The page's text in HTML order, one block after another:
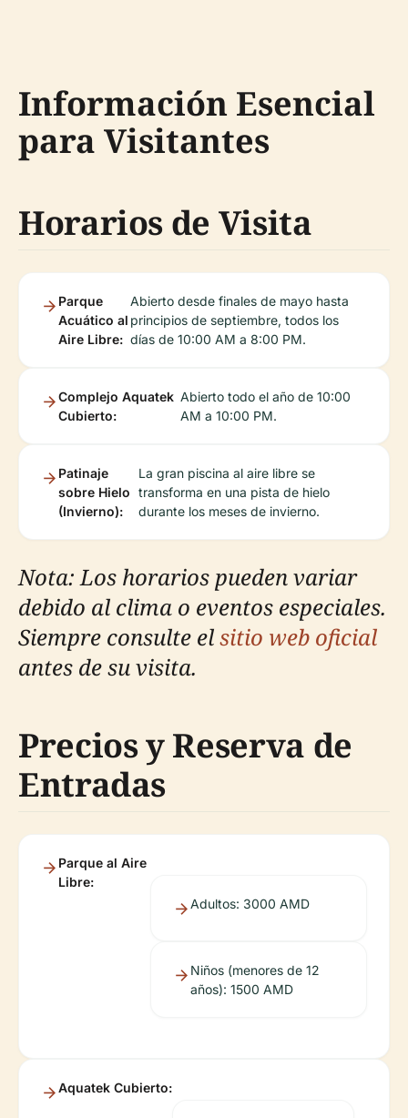
Información Esencial
para Visitantes
Horarios de Visita
Parque
Acuático al
Aire Libre:
Abierto desde finales de mayo hasta
principios de septiembre, todos los
días de 10:00 AM a 8:00 PM.
Complejo Aquatek
Cubierto:
Abierto todo el año de 10:00
AM a 10:00 PM.
Patinaje
sobre Hielo
(Invierno):
La gran piscina al aire libre se
transforma en una pista de hielo
durante los meses de invierno.
Nota: Los horarios pueden variar
debido al clima o eventos especiales.
Siempre consulte elsitio web oficial
antes de su visita.
Precios y Reserva de
Entradas
Parque al Aire
Libre:
Adultos: 3000 AMD
Niños (menores de 12
años): 1500 AMD
Aquatek Cubierto: